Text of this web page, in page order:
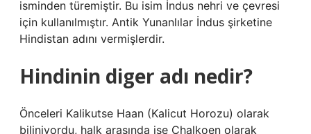
isminden türemiştir. Bu isim İndus nehri ve çevresi
için kullanılmıştır. Antik Yunanlılar İndus şirketine
Hindistan adını vermişlerdir.
Hindinin diger adı nedir?
Önceleri Kalikutse Haan (Kalicut Horozu) olarak
biliniyordu, halk arasında ise Chalkoen olarak